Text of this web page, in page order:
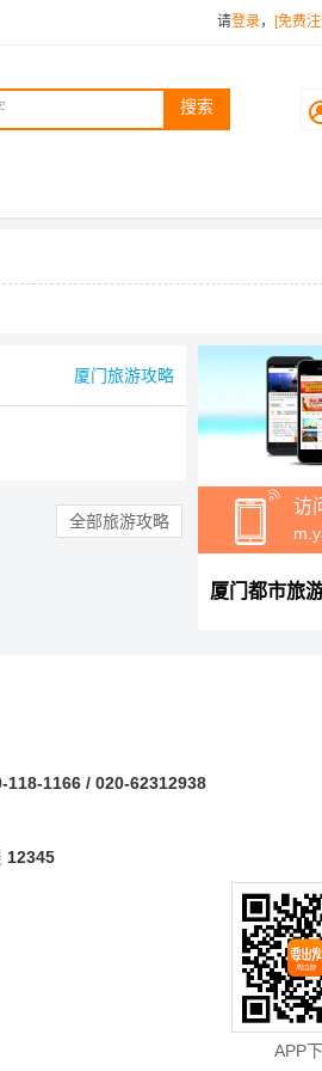
请登录， [免费
搜索
厦门旅游攻略
全部旅游攻略
访
厦门都市旅
118-1166 / 020-62312938
12345
APP